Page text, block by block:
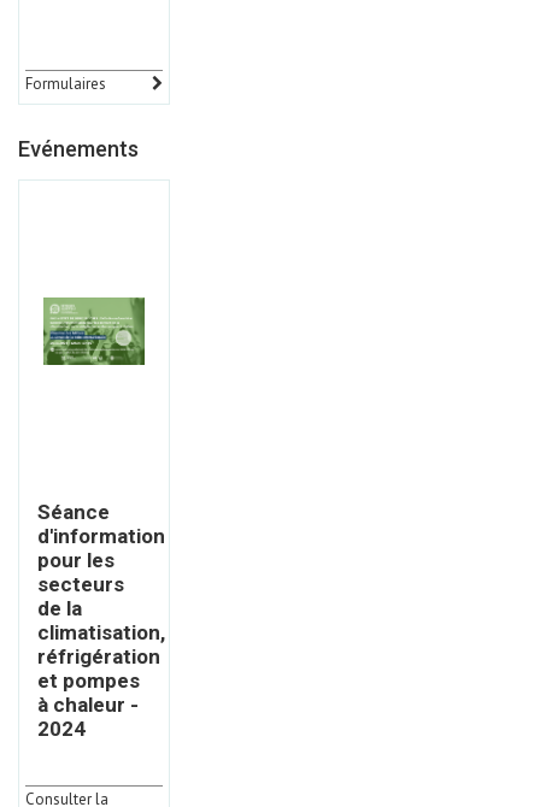
Formulaires
Evénements
Séance
d'information
pour les
secteurs
de la
climatisation,
réfrigération
et pompes
à chaleur -
2024
Consulter la